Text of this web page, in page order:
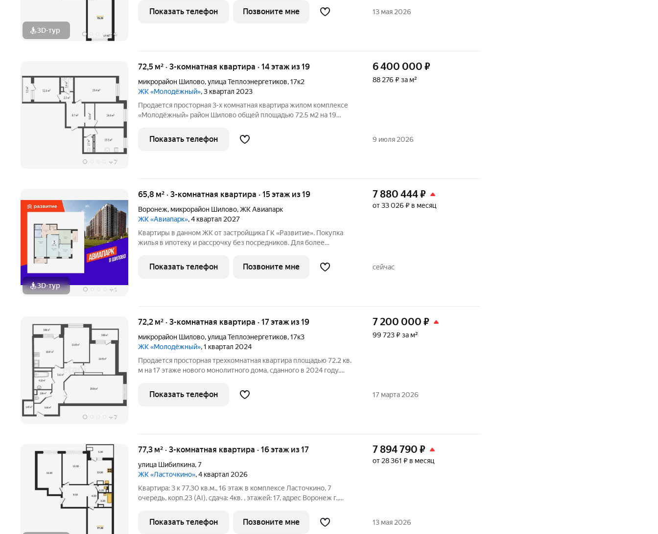
3D-тур + 4
Показать телефон Позвоните мне 13 мая 2026
+ 7
72,5 м² · 3-комнатная квартира · 14 этаж из 19
микрорайон Шилово,улица Теплоэнергетиков,17к2
ЖК «Молодёжный», 3 квартал 2023
Продается просторная 3-х комнатная квартира жилом комплексе
«Молодёжный» район Шилово общей площадью 72.5 м2 на 19
квартире никто не жил . Дом уже сдан-ключи на руках . Квартира
отличается
6 400 000 ₽
88 276 ₽ за м²
Показать телефон 9 июля 2026
3D-тур + 1
65,8 м² · 3-комнатная квартира · 15 этаж из 19
Воронеж, микрорайон Шилово,ЖК Авиапарк
ЖК «Авиапарк», 4 квартал 2027
Квартиры в данном ЖК от застройщика ГК «Развитие». Покупка
жилья в ипотеку и рассрочку без посредников. Для более
в отдел продаж застройщика.
7 880 444₽
от 33 026 ₽ в месяц
Показать телефон Позвоните мне сейчас
+ 7
72,2 м² · 3-комнатная квартира · 17 этаж из 19
микрорайон Шилово,улица Теплоэнергетиков,17к3
ЖК «Молодёжный», 1 квартал 2024
Продается просторная трехкомнатная квартира площадью 72.2 кв.
м на 17 этаже нового монолитного дома, сданного в 2024 году.
Теплоэнергетиков, 17 к3. Квартира предлагает рациональную
планировку с
7 200 000 ₽
99 723 ₽ за м²
Показать телефон 17 марта 2026
77,3 м² · 3-комнатная квартира · 16 этаж из 17
улица Шибилкина,7
ЖК «Ласточкино», 4 квартал 2026
Квартира: 3 к 77,30 кв.м., 16 этаж в комплексе Ласточкино, 7
очередь, корп.23 (АI), сдача: 4кв. , этажей: 17, адрес Воронеж г.,
7 894 790 ₽
от 28 361 ₽ в месяц
Показать телефон Позвоните мне 13 мая 2026